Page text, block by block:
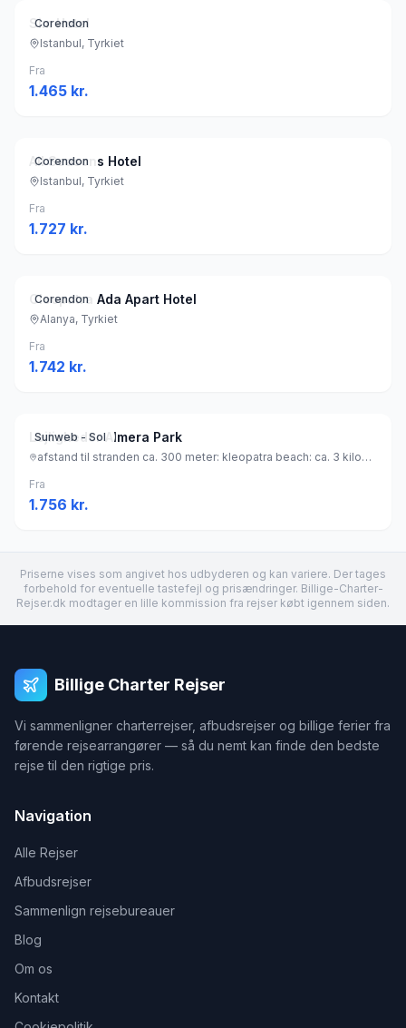
Corendon
Sim Hotel
Istanbul, Tyrkiet
Fra
1.465 kr.
Corendon
All Seasons Hotel
Istanbul, Tyrkiet
Fra
1.727 kr.
Corendon
Cleopatra Ada Apart Hotel
Alanya, Tyrkiet
Fra
1.742 kr.
Sunweb - Sol
Lejligheder Almera Park
afstand til stranden ca. 300 meter: kleopatra beach: ca. 3 kilometer (sandstrand), Tyrkiet
Fra
1.756 kr.
Priserne vises som angivet hos udbyderen og kan variere. Der tages
forbehold for eventuelle tastefejl og prisændringer. Billige-Charter-
Rejser.dk modtager en lille kommission fra rejser købt igennem siden.
Billige Charter Rejser
Vi sammenligner charterrejser, afbudsrejser og billige ferier fra
førende rejsearrangører — så du nemt kan finde den bedste
rejse til den rigtige pris.
Navigation
Alle Rejser
Afbudsrejser
Sammenlign rejsebureauer
Blog
Om os
Kontakt